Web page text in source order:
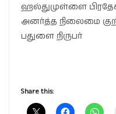
ஹல்துமுள்ளை
அனர்த்த நிலைமை
பதுளை நிருபர்
Share this: